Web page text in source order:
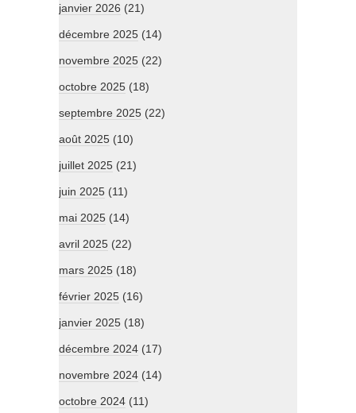
janvier 2026 (21)
décembre 2025 (14)
novembre 2025 (22)
octobre 2025 (18)
septembre 2025 (22)
août 2025 (10)
juillet 2025 (21)
juin 2025 (11)
mai 2025 (14)
avril 2025 (22)
mars 2025 (18)
février 2025 (16)
janvier 2025 (18)
décembre 2024 (17)
novembre 2024 (14)
octobre 2024 (11)